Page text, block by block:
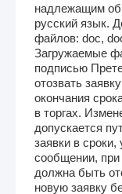
надлежащим
русский язык.
файлов: doc,
Загружаемые
подписью
отозвать
окончания
в торгах.
допускается
заявки в
сообщении, при
должна быть
новую заявку